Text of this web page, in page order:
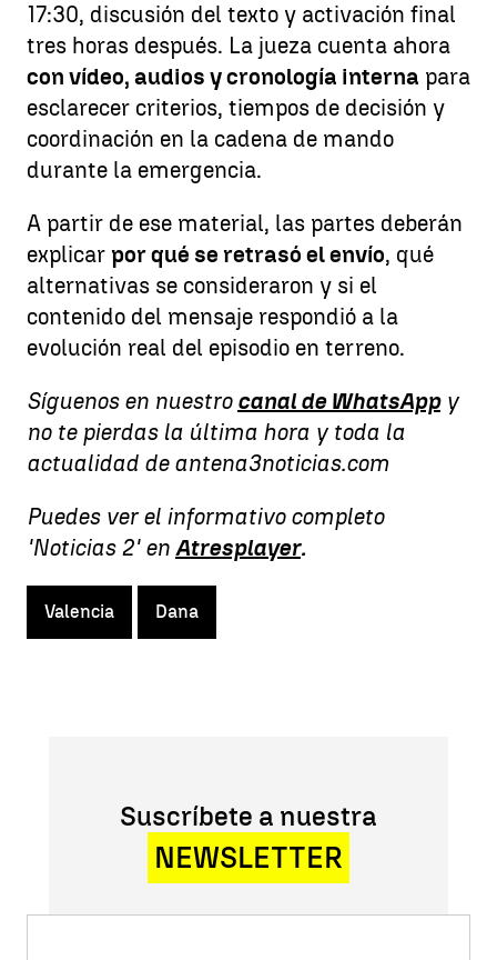
17:30, discusión del texto y activación final
tres horas después. La jueza cuenta ahora
con vídeo, audios y cronología interna para
esclarecer criterios, tiempos de decisión y
coordinación en la cadena de mando
durante la emergencia.
A partir de ese material, las partes deberán
explicar por qué se retrasó el envío, qué
alternativas se consideraron y si el
contenido del mensaje respondió a la
evolución real del episodio en terreno.
Síguenos en nuestro canal de WhatsAppy
no te pierdas la última hora y toda la
actualidad de antena3noticias.com
Puedes ver el informativo completo
'Noticias 2' en Atresplayer.
Valencia Dana
Suscríbete a nuestra
NEWSLETTER